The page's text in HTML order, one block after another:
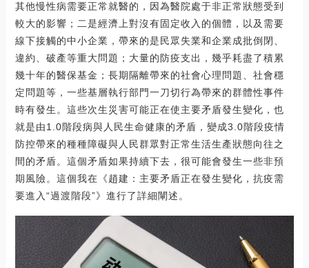
其他慢性病需要正常就醫的，因為醫院處于非正常狀態受到
較大的影響；二是經濟上對沒有固定收入的個體，以及需要
線下接觸的中小企業，帶來的是民眾失業和企業成批倒閉、
違約、破產等重大問題；大量的防疫支出，幾乎耗盡了積累
幾十年的醫保基金；長期隔離帶來的社會心理問題、社會穩
定問題等，一些基層執行部門一刀切行為帶來的群體性事件
時有發生。這些次生災害可能正在使主要矛盾發生變化，也
就是由1.0階段病與人民生命健康的矛盾，變成3.0階段疫情
防控帶來的種種障礙與人民群眾對正常生活生產狀態向往之
間的矛盾。這個矛盾如果持續下去，很可能會發生一些非預
期風險。這個我在《趙建：主要矛盾正在發生變化，抗疫需
要進入“過渡階段”》進行了詳細闡述。